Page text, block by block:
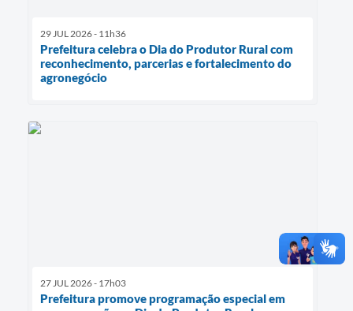
29 JUL 2026 - 11h36
Prefeitura celebra o Dia do Produtor Rural com
reconhecimento, parcerias e fortalecimento do
agronegócio
27 JUL 2026 - 17h03
Prefeitura promove programação especial em